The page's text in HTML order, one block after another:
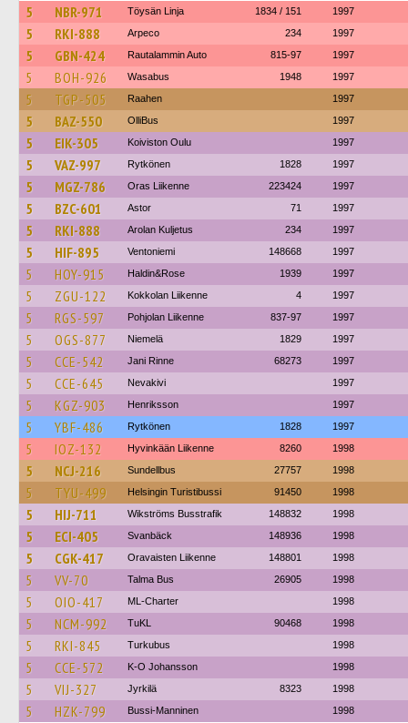
5 NBR-971 Töysän Linja 1834 / 151 1997
5 RKI-888 Arpeco 234 1997
5 GBN-424 Rautalammin Auto 815-97 1997
5 BOH-926 Wasabus 1948 1997
5 TGP-505 Raahen 1997
5 BAZ-550 OlliBus 1997
5 EIK-305 Koiviston Oulu 1997
5 VAZ-997 Rytkönen 1828 1997
5 MGZ-786 Oras Liikenne 223424 1997
5 BZC-601 Astor 71 1997
5 RKI-888 Arolan Kuljetus 234 1997
5 HIF-895 Ventoniemi 148668 1997
5 HOY-915 Haldin&Rose 1939 1997
5 ZGU-122 Kokkolan Liikenne 4 1997
5 RGS-597 Pohjolan Liikenne 837-97 1997
5 OGS-877 Niemelä 1829 1997
5 CCE-542 Jani Rinne 68273 1997
5 CCE-645 Nevakivi 1997
5 KGZ-903 Henriksson 1997
5 YBF-486 Rytkönen 1828 1997
5 IOZ-132 Hyvinkään Liikenne 8260 1998
5 NCJ-216 Sundellbus 27757 1998
5 TYU-499 Helsingin Turistibussi 91450 1998
5 HIJ-711 Wikströms Busstrafik 148832 1998
5 ECI-405 Svanbäck 148936 1998
5 CGK-417 Oravaisten Liikenne 148801 1998
5 VV-70 Talma Bus 26905 1998
5 OIO-417 ML-Charter 1998
5 NCM-992 TuKL 90468 1998
5 RKI-845 Turkubus 1998
5 CCE-572 K-O Johansson 1998
5 VIJ-327 Jyrkilä 8323 1998
5 HZK-799 Bussi-Manninen 1998